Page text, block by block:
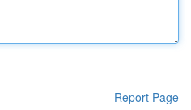
Report Page